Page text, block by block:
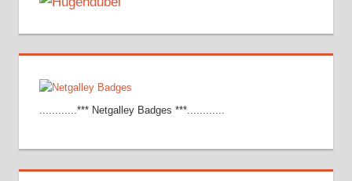
............*** Netgalley Badges ***............